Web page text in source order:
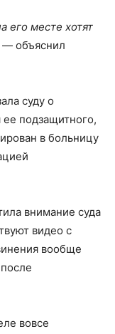
его месте хотят
— объяснил
суду о
подзащитного,
в больницу
внимание суда
видео с
вообще
вовсе